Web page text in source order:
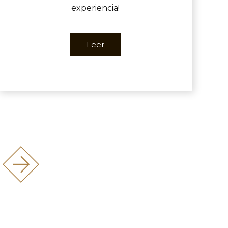
experiencia!
Leer